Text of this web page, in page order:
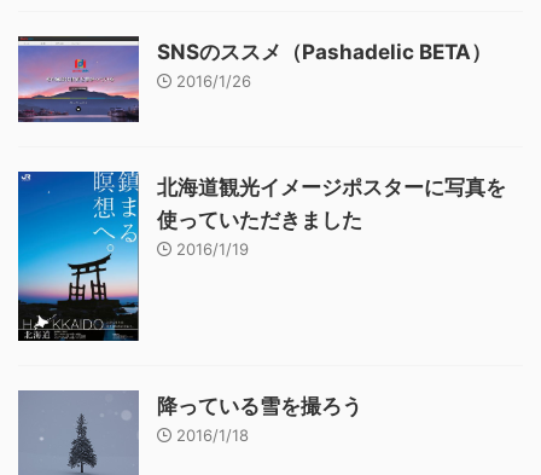
SNSのススメ（Pashadelic BETA）
2016/1/26
北海道観光イメージポスターに写真を
使っていただきました
2016/1/19
降っている雪を撮ろう
2016/1/18